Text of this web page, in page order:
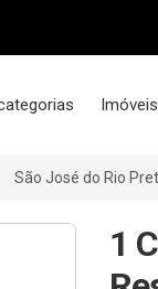
São José do Rio
1